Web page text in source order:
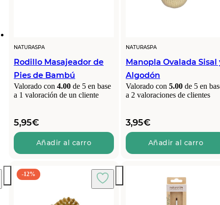
NATURASPA
Rodillo Masajeador de
Pies de Bambú
Valorado con 4.00 de 5 en base
a 1 valoración de un cliente
5,95€
Añadir al carro
NATURASPA
Manopla Ovalada Sisal
Algodón
Valorado con 5.00 de 5 en
a 2 valoraciones de clientes
3,95€
Añadir al carro
-12%